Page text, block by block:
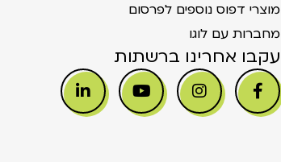
מוצרי דפוס נוספים לפרסום
מחברות עם לוגו
עקבו אחרינו ברשתות